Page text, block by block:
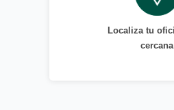
Localiza tu
cercana